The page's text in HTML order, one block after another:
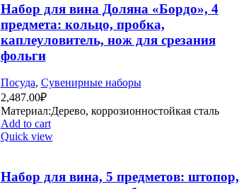
Набор для вина Доляна «Бордо», 4
предмета: кольцо, пробка,
каплеуловитель, нож для срезания
фольги
Посуда, Сувенирные наборы
2,487.00₽
Материал:Дерево, коррозионностойкая сталь
Add to cart
Quick view
Набор для вина, 5 предметов: штопор,